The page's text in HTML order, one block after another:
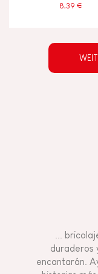
8,39 €
...
duraderos
encantarán.